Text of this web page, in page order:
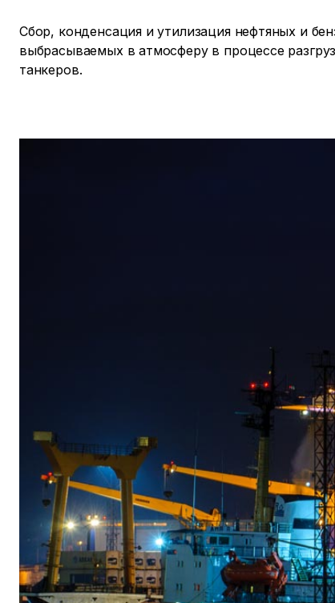
Сбор, конденсация и утилизация нефтяных и
выбрасываемых в атмосферу в процессе
танкеров.